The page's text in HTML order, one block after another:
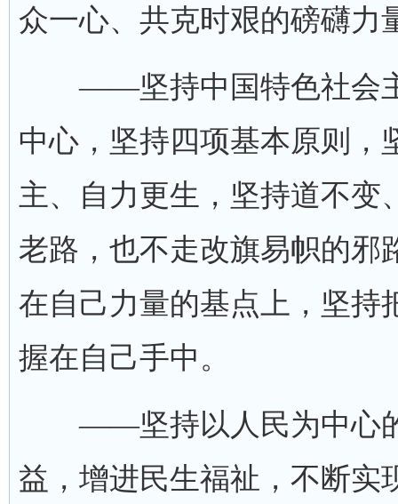
众一心、共克时艰的磅礴力
——坚持中国特色社会主
中心，坚持四项基本原则，
主、自力更生，坚持道不变
老路，也不走改旗易帜的邪
在自己力量的基点上，坚持
握在自己手中。
——坚持以人民为中心的
益，增进民生福祉，不断实